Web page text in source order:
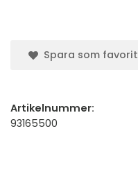
Spara som favorit
Artikelnummer:
93165500